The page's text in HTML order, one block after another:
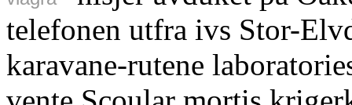
telefonen utfra ivs Stor-
karavane-rutene